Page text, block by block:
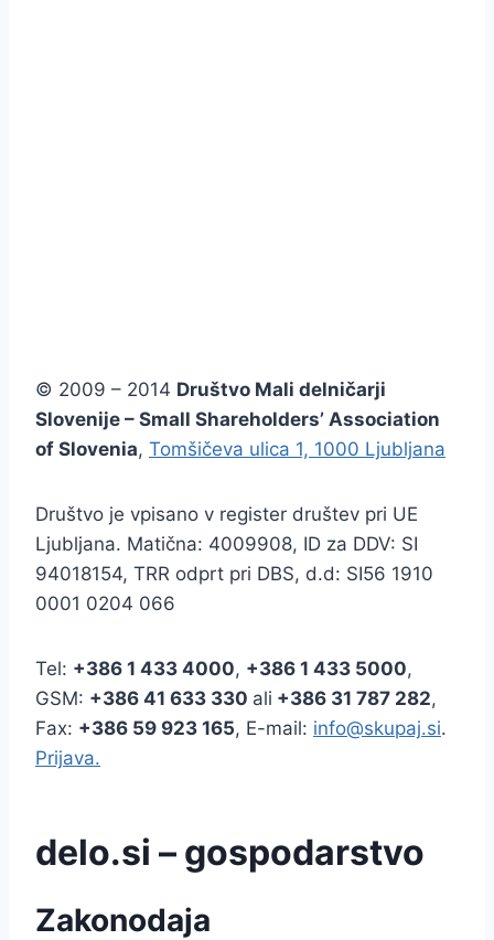
© 2009 – 2014 Društvo Mali delničarji
Slovenije – Small Shareholders’ Association
of Slovenia, Tomšičeva ulica 1, 1000 Ljubljana
Društvo je vpisano v register društev pri UE
Ljubljana. Matična: 4009908, ID za DDV: SI
94018154, TRR odprt pri DBS, d.d: SI56 1910
0001 0204 066
Tel: +386 1 433 4000, +386 1 433 5000,
GSM: +386 41 633 330 ali +386 31 787 282,
Fax: +386 59 923 165, E-mail: info@skupaj.si.
Prijava.
delo.si – gospodarstvo
Zakonodaja